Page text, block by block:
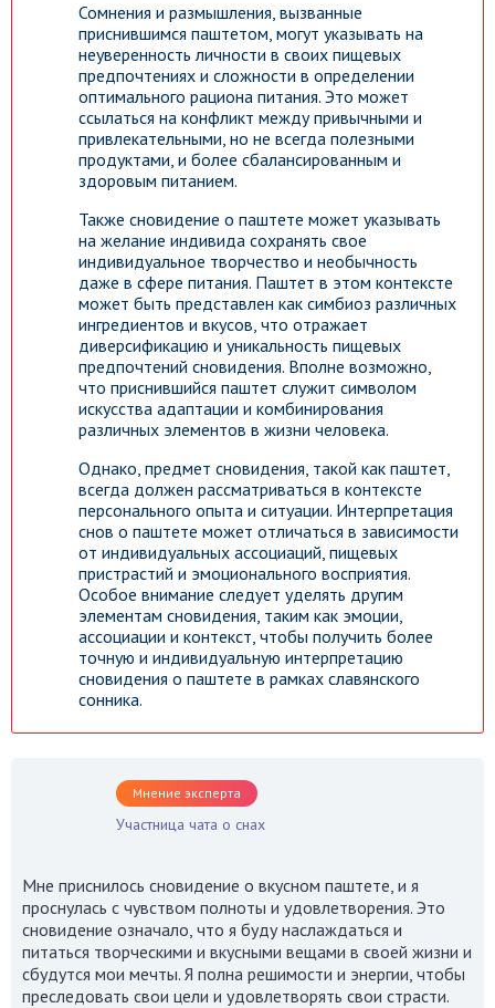
Сомнения и размышления, вызванные
приснившимся паштетом, могут указывать на
неуверенность личности в своих пищевых
предпочтениях и сложности в определении
оптимального рациона питания. Это может
ссылаться на конфликт между привычными и
привлекательными, но не всегда полезными
продуктами, и более сбалансированным и
здоровым питанием.
Также сновидение о паштете может указывать
на желание индивида сохранять свое
индивидуальное творчество и необычность
даже в сфере питания. Паштет в этом контексте
может быть представлен как симбиоз различных
ингредиентов и вкусов, что отражает
диверсификацию и уникальность пищевых
предпочтений сновидения. Вполне возможно,
что приснившийся паштет служит символом
искусства адаптации и комбинирования
различных элементов в жизни человека.
Однако, предмет сновидения, такой как паштет,
всегда должен рассматриваться в контексте
персонального опыта и ситуации. Интерпретация
снов о паштете может отличаться в зависимости
от индивидуальных ассоциаций, пищевых
пристрастий и эмоционального восприятия.
Особое внимание следует уделять другим
элементам сновидения, таким как эмоции,
ассоциации и контекст, чтобы получить более
точную и индивидуальную интерпретацию
сновидения о паштете в рамках славянского
сонника.
Мнение эксперта
Участница чата о снах
Мне приснилось сновидение о вкусном паштете, и я
проснулась с чувством полноты и удовлетворения. Это
сновидение означало, что я буду наслаждаться и
питаться творческими и вкусными вещами в своей жизни и
сбудутся мои мечты. Я полна решимости и энергии, чтобы
преследовать свои цели и удовлетворять свои страсти.